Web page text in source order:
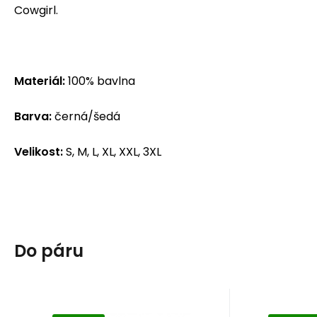
Cowgirl.
Materiál:100% bavlna
Barva:černá/šedá
Velikost:S, M, L, XL, XXL, 3XL
Do páru